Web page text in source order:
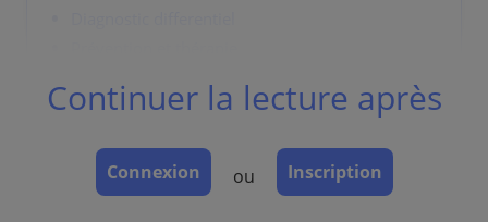
Maladie inflammatoire de l'unité pilosébacée surtout
sur le nez et les joues, due à des troubles
Continuer la lecture après
Connexion ou Inscription